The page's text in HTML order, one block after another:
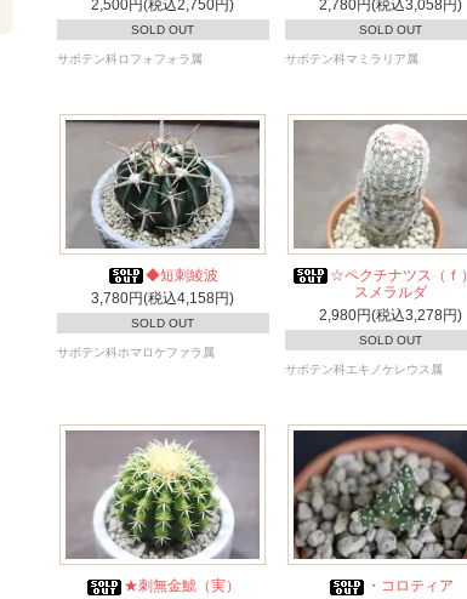
2,500円(税込2,750円)
SOLD OUT
サボテン科ロフォフォラ属
2,780円(税込3,058円)
SOLD OUT
サボテン科マミラリア属
◆短刺綾波
3,780円(税込4,158円)
SOLD OUT
サボテン科ホマロケファラ属
☆ペクチナツス（ｆ
スメラルダ
2,980円(税込3,278円)
SOLD OUT
サボテン科エキノケレウス属
★刺無金鯱（実）
・コロティア